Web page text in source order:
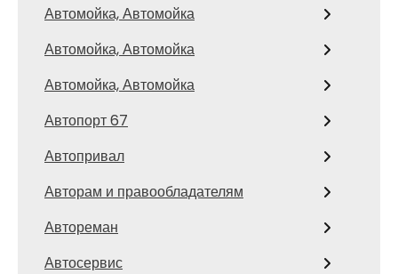
Автомойка, Автомойка
Автомойка, Автомойка
Автомойка, Автомойка
Автопорт 67
Автопривал
Авторам и правообладателям
Автореман
Автосервис